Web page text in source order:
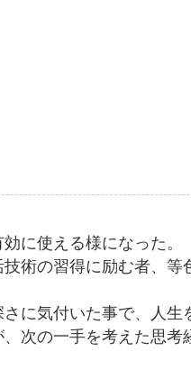
に使える様になった。
術の習得に励む者、
に気付いた事で、人生
次の一手を考えた思